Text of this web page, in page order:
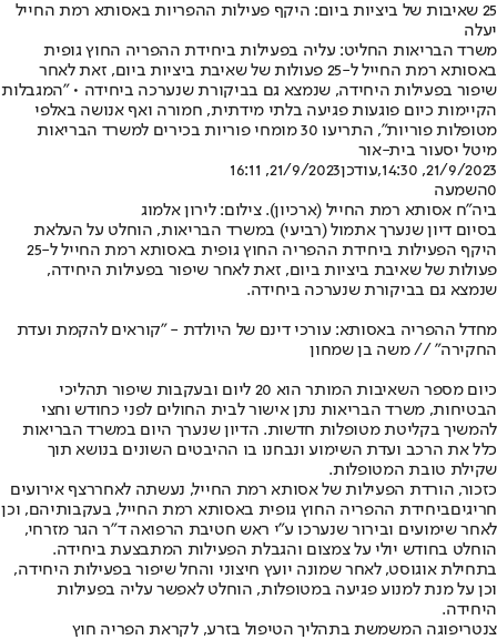
25 שאיבות של ביציות ביום: היקף פעילות ההפריות באסותא רמת החייל
יעלה
משרד הבריאות החליט: עליה בפעילות ביחידת ההפריה החוץ גופית
באסותא רמת החייל ל-25 פעולות של שאיבת ביציות ביום, זאת לאחר
שיפור בפעילות היחידה, שנמצא גם בביקורת שנערכה ביחידה • "המגבלות
הקיימות כיום פוגעות פגיעה בלתי מידתית, חמורה ואף אנושה באלפי
מטופלות פוריות", התריעו 30 מומחי פוריות בכירים למשרד הבריאות
מיטל יסעור בית-אור
21/9/2023, 14:30
,עודכן21/9/2023, 16:11
0השמעה
ביה"ח אסותא רמת החייל (ארכיון). צילום: לירון אלמוג
בסיום דיון שנערך אתמול (רביעי) במשרד הבריאות, הוחלט על העלאת
היקף הפעילות ביחידת ההפריה החוץ גופית באסותא רמת החייל ל-25
פעולות של שאיבת ביציות ביום, זאת לאחר שיפור בפעילות היחידה,
שנמצא גם בביקורת שנערכה ביחידה.
מחדל ההפריה באסותא: עורכי דינם של היולדת - "קוראים להקמת ועדת
החקירה" // משה בן שמחון
כיום מספר השאיבות המותר הוא 20 ליום ובעקבות שיפור תהליכי
הבטיחות, משרד הבריאות נתן אישור לבית החולים לפני כחודש וחצי
להמשיך בקליטת מטופלות חדשות. הדיון שנערך היום במשרד הבריאות
כלל את הרכב ועדת השימוע ונבחנו בו ההיבטים השונים בנושא תוך
שקילת טובת המטופלות.
כזכור, הורדת הפעילות של אסותא רמת החייל, נעשתה לאחררצף אירועים
חריגיםביחידת ההפריה החוץ גופית באסותא רמת החייל, בעקבותיהם, וכן
לאחר שימועים ובירור שנערכו ע"י ראש חטיבת הרפואה ד"ר הגר מזרחי,
הוחלט בחודש יולי על צמצום והגבלת הפעילות המתבצעת ביחידה.
בתחילת אוגוסט, לאחר שמונה יועץ חיצוני והחל שיפור בפעילות היחידה,
וכן על מנת למנוע פגיעה במטופלות, הוחלט לאפשר עליה בפעילות
היחידה.
צנטריפוגה המשמשת בתהליך הטיפול בזרע, לקראת הפריה חוץ